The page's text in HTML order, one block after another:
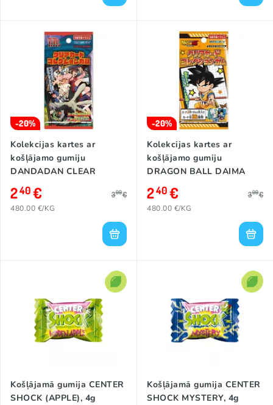
-20%
Kolekcijas kartes ar
košļājamo gumiju
DANDADAN CLEAR
240€ 300€
480.00 €/KG
-20%
Kolekcijas kartes ar
košļājamo gumiju
DRAGON BALL DAIMA
CLEAR
240€ 300€
480.00 €/KG
Košļājamā gumija CENTER
SHOCK (APPLE), 4g
Košļājamā gumija CENTER
SHOCK MYSTERY, 4g